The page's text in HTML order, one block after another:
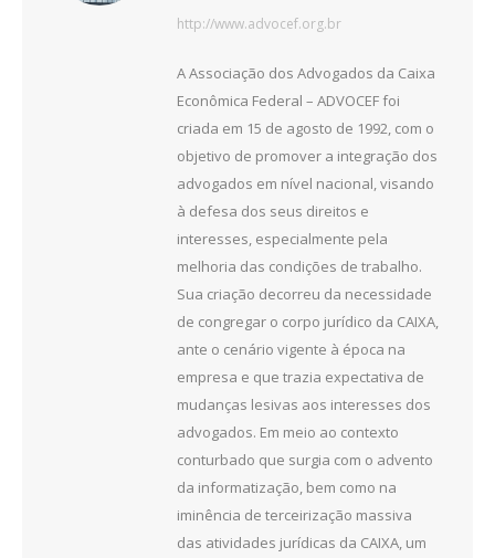
http://www.advocef.org.br
A Associação dos Advogados da Caixa
Econômica Federal – ADVOCEF foi
criada em 15 de agosto de 1992, com o
objetivo de promover a integração dos
advogados em nível nacional, visando
à defesa dos seus direitos e
interesses, especialmente pela
melhoria das condições de trabalho.
Sua criação decorreu da necessidade
de congregar o corpo jurídico da CAIXA,
ante o cenário vigente à época na
empresa e que trazia expectativa de
mudanças lesivas aos interesses dos
advogados. Em meio ao contexto
conturbado que surgia com o advento
da informatização, bem como na
iminência de terceirização massiva
das atividades jurídicas da CAIXA, um